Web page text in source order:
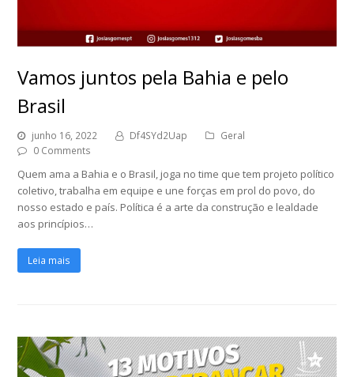
Vamos juntos pela Bahia e pelo
Brasil
junho 16, 2022 Df4SYd2Uap
Geral
0 Comments
Quem ama a Bahia e o Brasil, joga no time que tem projeto político
coletivo, trabalha em equipe e une forças em prol do povo, do
nosso estado e país. Política é a arte da construção e lealdade
aos princípios…
Leia mais